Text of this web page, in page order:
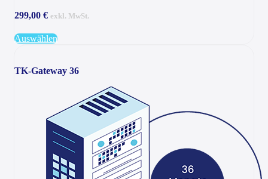
299,00 € exkl. MwSt.
Auswählen
TK-Gateway 36